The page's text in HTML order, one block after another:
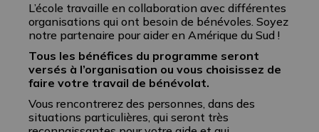
L’école travaille en collaboration avec différentes
organisations qui ont besoin de bénévoles. Soyez
notre partenaire pour aider en Amérique du Sud !
Tous les bénéfices du programme seront
versés à l’organisation ou vous choisissez de
faire votre travail de bénévolat.
Vous rencontrerez des personnes, dans des
situations particulières, qui seront très